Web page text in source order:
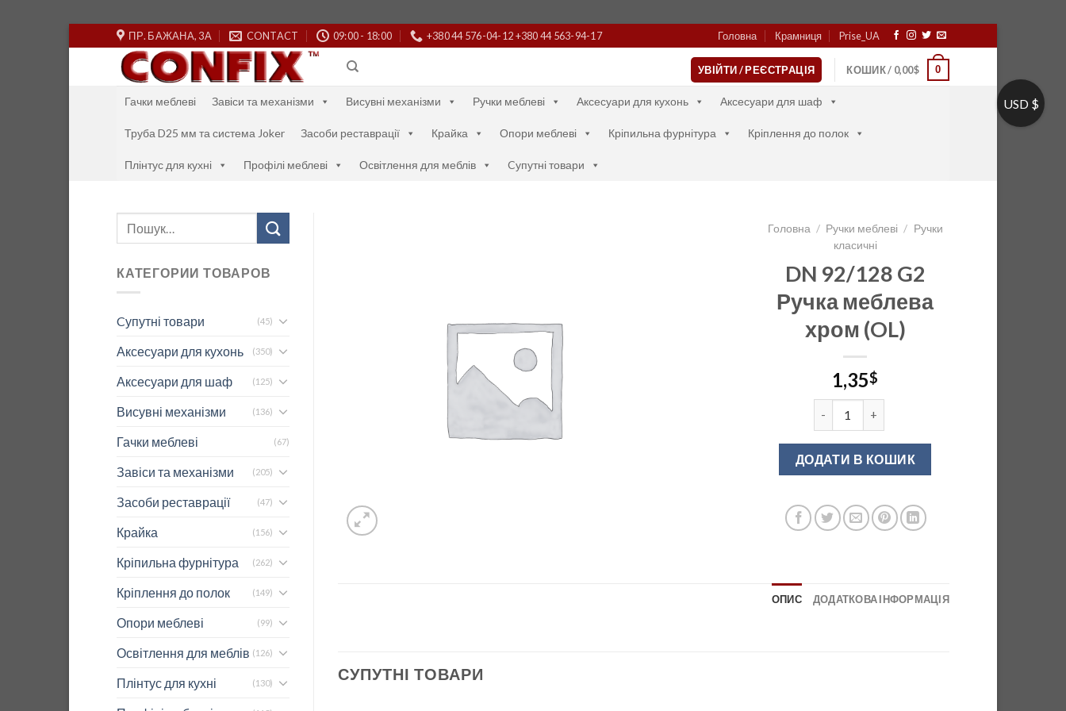
to
ПР. БАЖАНА, 3А CONTACT 09:00 - 18:00 +380 44 576-04-12 +380 44 563-94-17 Головна Крамниця Prise_UA
УВІЙТИ / РЕЄСТРАЦІЯ КОШИК / 0,00$ 0
Гачки меблеві Завіси та механізми Висувні механізми Ручки меблеві Аксесуари для кухонь Аксесуари для шаф
Труба D25 мм та система Joker Засоби реставрації Крайка Опори меблеві Кріпильна фурнітура Кріплення до полок
Плінтус для кухні Профілі меблеві Освітлення для меблів Cупутні товари
Шукати:
КАТЕГОРИИ ТОВАРОВ
Cупутні товари (45)
Аксесуари для кухонь (350)
Аксесуари для шаф (125)
Висувні механізми (136)
Гачки меблеві (67)
Завіси та механізми (205)
Засоби реставрації (47)
Крайка (156)
Кріпильна фурнітура (262)
Кріплення до полок (149)
Опори меблеві (99)
Освітлення для меблів (126)
Плінтус для кухні (130)
Головна / Ручки меблеві / Ручки
класичні
DN 92/128 G2
Ручка меблева
хром (OL)
1,35$
ДОДАТИ В КОШИК
ОПИС ДОДАТКОВА ІНФОРМАЦІЯ
СУПУТНІ ТОВАРИ
USD $